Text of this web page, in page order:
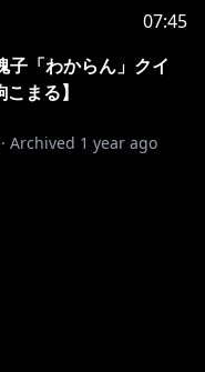
07:45
子「わからん」クイ
まる】
· Archived 1 year ago